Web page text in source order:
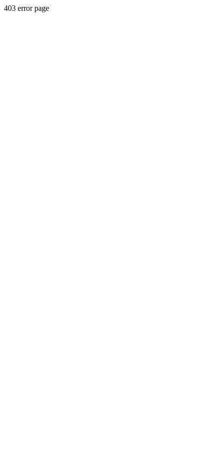
403 error page